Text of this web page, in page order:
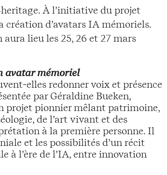
À l’initiative du projet
d’avatars IA mémoriels.
lieu les 25, 26 et 27 mars
avatar mémoriel
elles redonner voix et présence
par Géraldine Bueken,
projet pionnier mêlant patrimoine,
de l’art vivant et des
à la première personne. Il
et les possibilités d’un récit
à l’ère de l’IA, entre innovation